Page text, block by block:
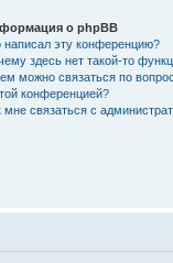
о phpBB
написал эту конференцию?
здесь нет такой-то
можно связаться по
конференцией?
мне связаться с